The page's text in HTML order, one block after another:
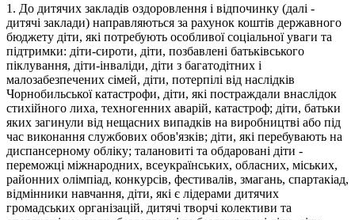
1. До дитячих закладів оздоровлення і відпочинку (далі -
дитячі заклади) направляються за рахунок коштів державного
бюджету діти, які потребують особливої соціальної уваги та
підтримки: діти-сироти, діти, позбавлені батьківського
піклування, діти-інваліди, діти з багатодітних і
малозабезпечених сімей, діти, потерпілі від наслідків
Чорнобильської катастрофи, діти, які постраждали внаслідок
стихійного лиха, техногенних аварій, катастроф; діти, батьки
яких загинули від нещасних випадків на виробництві або під
час виконання службових обов'язків; діти, які перебувають на
диспансерному обліку; талановиті та обдаровані діти -
переможці міжнародних, всеукраїнських, обласних, міських,
районних олімпіад, конкурсів, фестивалів, змагань, спартакіад,
відмінники навчання, діти, які є лідерами дитячих
громадських організацій, дитячі творчі колективи та